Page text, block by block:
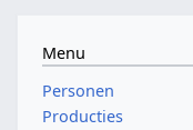
Menu
Personen
Producties